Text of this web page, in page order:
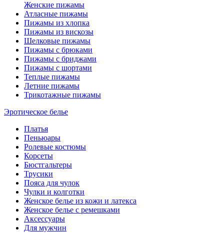
Женские пижамы
Атласные пижамы
Пижамы из хлопка
Пижамы из вискозы
Шелковые пижамы
Пижамы с брюками
Пижамы с бриджами
Пижамы с шортами
Теплые пижамы
Летние пижамы
Трикотажные пижамы
Эротическое белье
Платья
Пеньюары
Ролевые костюмы
Корсеты
Бюстгальтеры
Трусики
Пояса для чулок
Чулки и колготки
Женское белье из кожи и латекса
Женское белье с ремешками
Аксессуары
Для мужчин